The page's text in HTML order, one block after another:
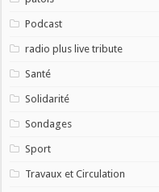
Podcast
radio plus live tribute
Santé
Solidarité
Sondages
Sport
Travaux et Circulation